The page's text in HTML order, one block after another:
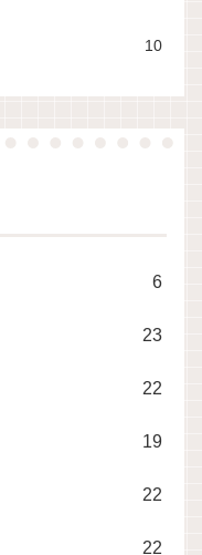
10
6
23
22
19
22
22